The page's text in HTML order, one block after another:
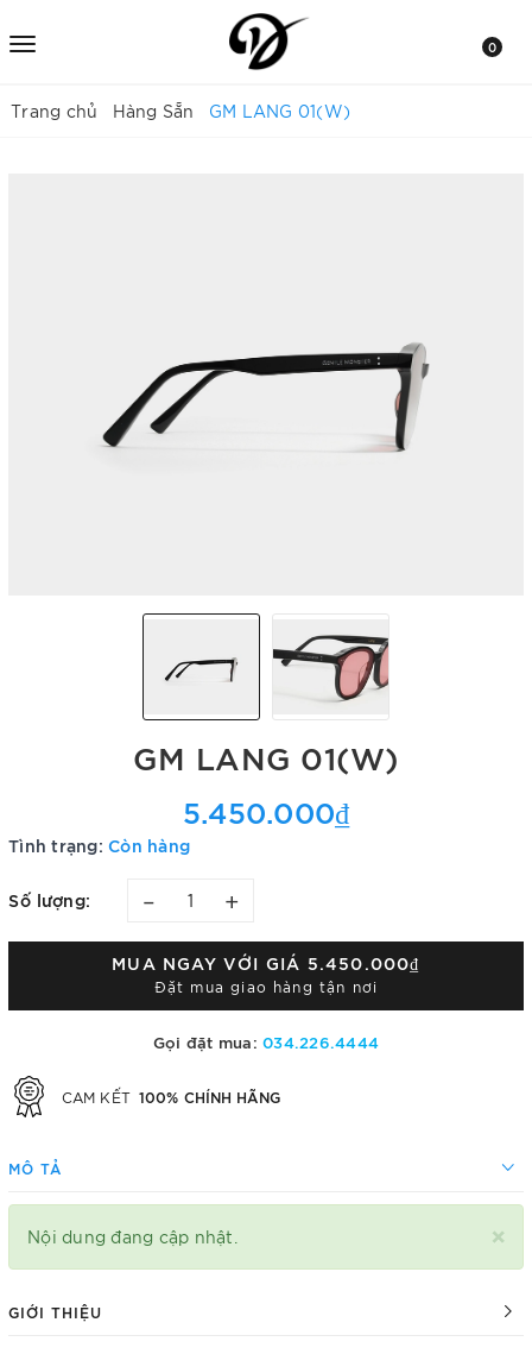
0
Trang chủ Hàng Sẵn GM LANG 01(W)
GM LANG 01(W)
5.450.000₫
Tình trạng: Còn hàng
Số lượng: – +
MUA NGAY VỚI GIÁ 5.450.000₫
Đặt mua giao hàng tận nơi
Gọi đặt mua:034.226.4444
CAM KẾT 100% CHÍNH HÃNG
MÔ TẢ
×
Nội dung đang cập nhật.
GIỚI THIỆU